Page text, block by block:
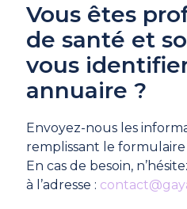
Vous êtes
de santé et
vous
annuaire ?
Envoyez-nous les
remplissant le formulaire
En cas de besoin,
à l’adresse :